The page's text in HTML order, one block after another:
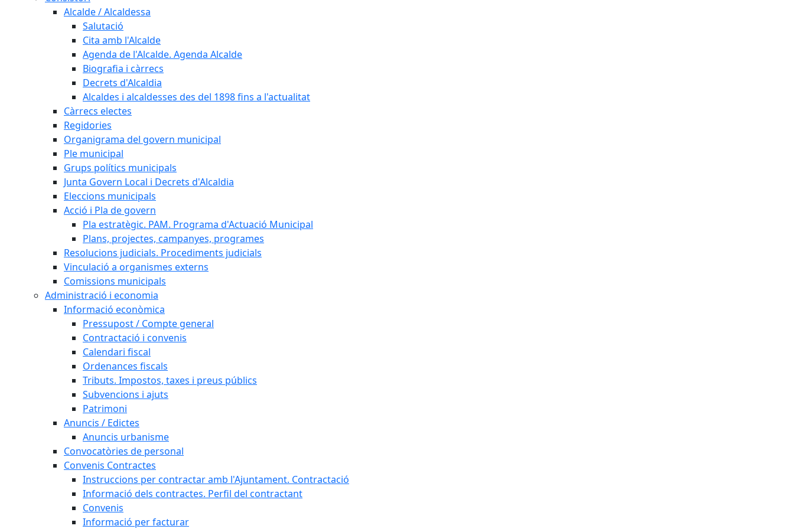
Alcalde / Alcaldessa
Salutació
Cita amb l'Alcalde
Agenda de l'Alcalde. Agenda Alcalde
Biografia i càrrecs
Decrets d'Alcaldia
Alcaldes i alcaldesses des del 1898 fins a l'actualitat
Càrrecs electes
Regidories
Organigrama del govern municipal
Ple municipal
Grups polítics municipals
Junta Govern Local i Decrets d'Alcaldia
Eleccions municipals
Acció i Pla de govern
Pla estratègic. PAM. Programa d'Actuació Municipal
Plans, projectes, campanyes, programes
Resolucions judicials. Procediments judicials
Vinculació a organismes externs
Comissions municipals
Administració i economia
Informació econòmica
Pressupost / Compte general
Contractació i convenis
Calendari fiscal
Ordenances fiscals
Tributs. Impostos, taxes i preus públics
Subvencions i ajuts
Patrimoni
Anuncis / Edictes
Anuncis urbanisme
Convocatòries de personal
Convenis Contractes
Instruccions per contractar amb l'Ajuntament. Contractació
Informació dels contractes. Perfil del contractant
Convenis
Informació per facturar